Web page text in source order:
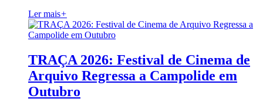
Ler mais+
TRAÇA 2026: Festival de Cinema de
Arquivo Regressa a Campolide em
Outubro